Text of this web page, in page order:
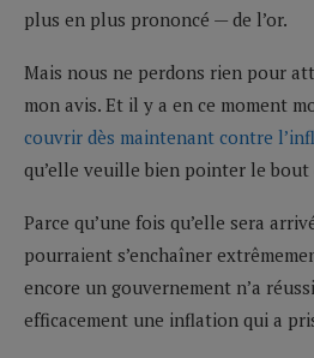
plus en plus prononcé — de l’or.
Mais nous ne perdons rien pour
mon avis. Et il y a en ce moment
couvrir dès maintenant contre
qu’elle veuille bien pointer le bout
Parce qu’une fois qu’elle sera
pourraient s’enchaîner
encore un gouvernement n’a
efficacement une inflation qui a